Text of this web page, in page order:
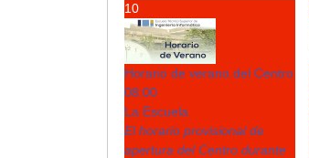
10
Horario de verano del Centro
08:00
La Escuela
El horario provisional de
apertura del Centro durante